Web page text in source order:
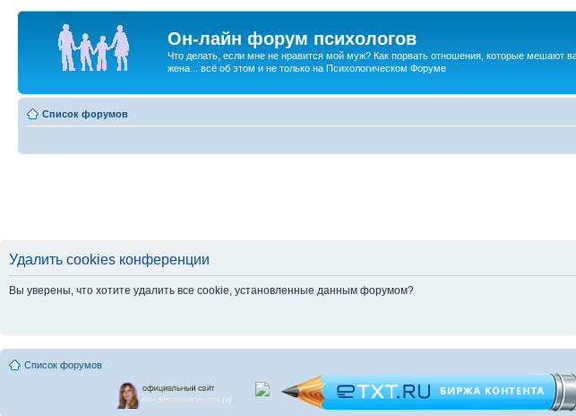
Он-лайн форум психологов
Что делать, если мне не нравится мой муж? Как порвать отношения, которые мешают
жена... всё об этом и не только на Психологическом Форуме
Список форумов
Удалить cookies конференции
Вы уверены, что хотите удалить все cookie, установленные данным форумом?
Список форумов